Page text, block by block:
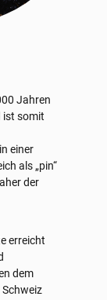
Jahren
ist somit
einer
als „pin“
der
erreicht
dem